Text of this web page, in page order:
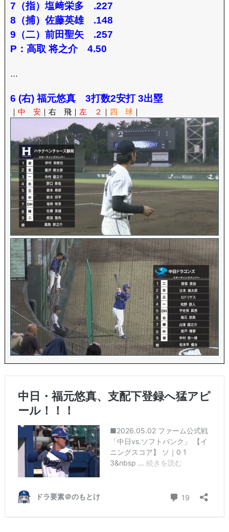
7（指）塩﨑栄多 .227
8（捕）佐藤英雄 .148
9（二）前田聖矢 .257
P：高取 将之介 4.50
…
6 (右) 福元悠真 3打数2安打 3出塁
｜ 中 安｜右 飛｜ 左 ２ ｜ 四 球｜